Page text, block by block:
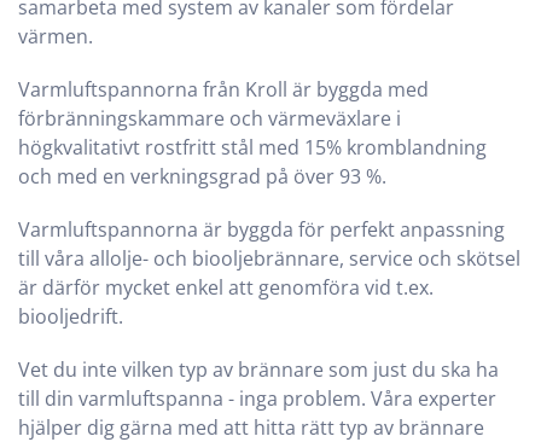
samarbeta med system av kanaler som fördelar
värmen.
Varmluftspannorna från Kroll är byggda med
förbränningskammare och värmeväxlare i
högkvalitativt rostfritt stål med 15% kromblandning
och med en verkningsgrad på över 93 %.
Varmluftspannorna är byggda för perfekt anpassning
till våra allolje- och biooljebrännare, service och skötsel
är därför mycket enkel att genomföra vid t.ex.
biooljedrift.
Vet du inte vilken typ av brännare som just du ska ha
till din varmluftspanna - inga problem. Våra experter
hjälper dig gärna med att hitta rätt typ av brännare